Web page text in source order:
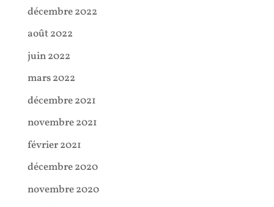
décembre 2022
août 2022
juin 2022
mars 2022
décembre 2021
novembre 2021
février 2021
décembre 2020
novembre 2020